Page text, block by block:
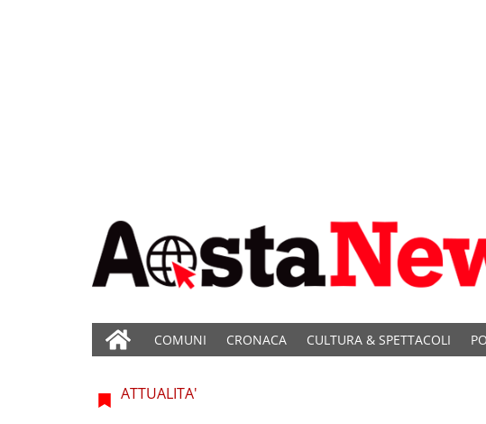
COMUNI CRONACA CULTURA & SPETTACOLI
ATTUALITA'